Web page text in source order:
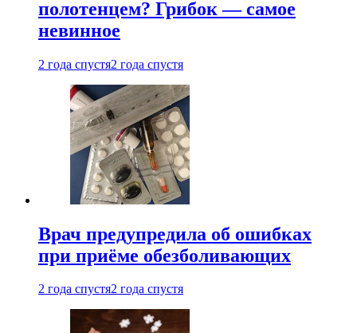
полотенцем? Грибок — самое
невинное
2 года спустя2 года спустя
Врач предупредила об ошибках
при приëме обезболивающих
2 года спустя2 года спустя